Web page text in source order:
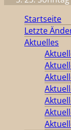
Startseite
Letzte
Aktuelles